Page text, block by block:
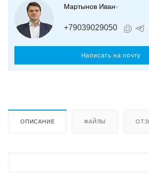
Мартынов Иван
+79039029050
Написать на почту
ОПИСАНИЕ ФАЙЛЫ